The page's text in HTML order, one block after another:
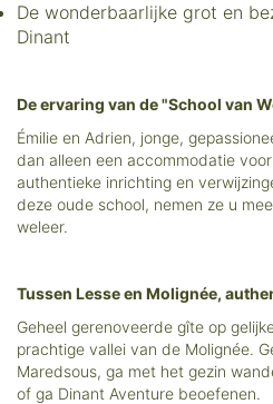
De wonderbaarlijke grot en
Dinant
De ervaring van de "School van
Émilie en Adrien, jonge,
dan alleen een accommodatie
authentieke inrichting en
deze oude school, nemen ze u
weleer.
Tussen Lesse en Molignée,
Geheel gerenoveerde gîte op
prachtige vallei van de Molignée.
Maredsous, ga met het gezin
of ga Dinant Aventure beoefenen.